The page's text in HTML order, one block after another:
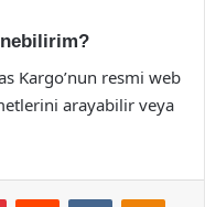
Kargo’nun resmi web
arayabilir veya
PinterestReddit VKontakte